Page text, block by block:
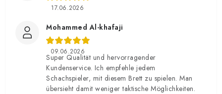
17.06.2026
Mohammed Al-khafaji
09.06.2026
Super Qualität und hervorragender
Kundenservice. Ich empfehle jedem
Schachspieler, mit diesem Brett zu spielen. Man
übersieht damit weniger taktische Möglichkeiten.